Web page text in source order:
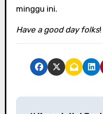
minggu ini.
Have a good day folks!
P